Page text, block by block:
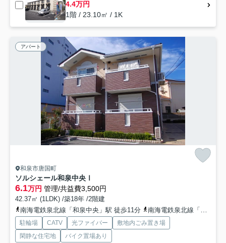
4.4万円
1階 / 23.10㎡ / 1K
アパート
和泉市唐国町
ソルシェール和泉中央Ⅰ
6.1万円 管理/共益費3,500円
42.37㎡ (1LDK) /築18年 /2階建
南海電鉄泉北線「和泉中央」駅 徒歩11分
南海電鉄泉北線「光明池」駅 徒歩39分
駐輪場 CATV 光ファイバー
敷地内ごみ置き場
閑静な住宅地
バイク置場あり